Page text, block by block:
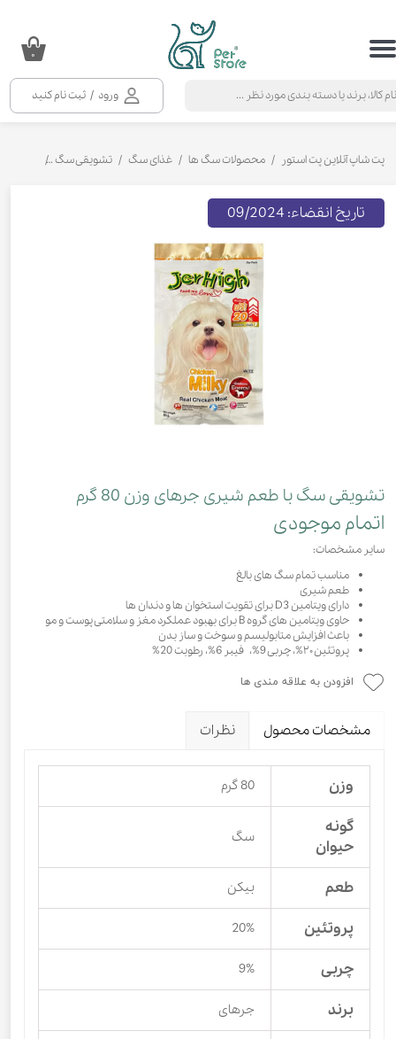
ورود / ثبت نام کنید
حساب کاربری من
خروج از حساب کاربری
۰
پت شاپ آنلاین پت استور محصولات سگ ها غذای سگ تشویقی سگ
تشویقی سگ با طعم شیری جرهای وزن 80 گرم
اتمام موجودی
سایر مشخصات:
مناسب تمام سگ های بالغ
طعم شیری
دارای ویتامین D3 برای تقویت استخوان ها و دندان ها
حاوی ویتامین های گروه B برای بهبود عملکرد مغز و سلامتی پوست و مو
باعث افزایش متابولیسم و سوخت و ساز بدن
پروتئین ۲۰%، چربی 9%، فیبر 6%، رطوبت 20%
تاریخ انقضاء: 09/2024
افزودن به علاقه مندی ها
مشخصات محصول نظرات
وزن 80 گرم
گونه
حیوان
سگ
طعم بیکن
پروتئین 20%
چربی 9%
برند جرهای